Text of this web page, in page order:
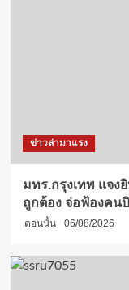
ข่าวล่ามาแรง
มทร.กรุงเทพ แจง
ถูกต้อง จ่อฟ้องคน
ตอนนั้น 06/08/2026